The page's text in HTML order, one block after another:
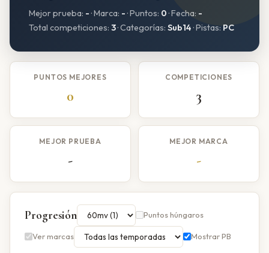
Mejor prueba: - · Marca: - · Puntos: 0 · Fecha: -
Total competiciones: 3· Categorías: Sub14 · Pistas: PC
PUNTOS MEJORES
0
COMPETICIONES
3
MEJOR PRUEBA
-
MEJOR MARCA
-
Progresión Puntos húngaros
Ver marcas Mostrar PB